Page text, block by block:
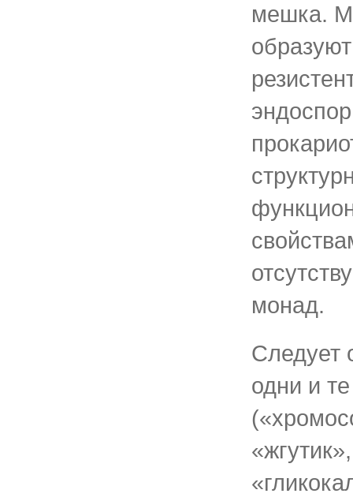
мешка.
монад.
Следует
одни и